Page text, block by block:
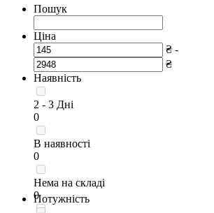
Пошук
Ціна
₴ -
₴
Наявність
2 - 3 Дні
0
В наявності
0
Нема на складі
0
Потужність